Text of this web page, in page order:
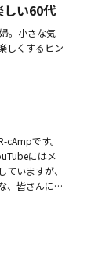
い60代
。小さな気
しくするヒン
です。
にはメ
いますが、
、皆さんにも